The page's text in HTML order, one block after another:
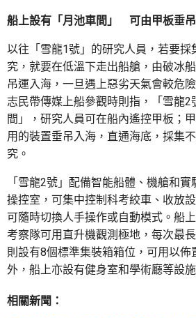
船上設有「月池車間」 可由甲板垂
以往「雪龍1號」的研究人員，若要採
究，就要在低溫下走出船艙，由破冰
吊運入海，一旦遇上惡劣天氣會較危
志民帶傳媒上船參觀時則指，「雪龍2
間」，研究人員可在船內遙控甲板；
用的裝置垂吊入海，直通海底，採集
究。
「雪龍2號」配備智能船體、機艙和
操控室，可集中控制科考絞車、收放
可隨時切換人手操作或自動模式。船
考察隊可用直升機觀測極地，每次最
則設有8個標準集裝箱箱位，可用以佈
外，船上亦設有健身室和學術廳等設施
相關新聞：